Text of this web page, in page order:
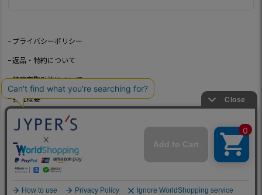
プライバシーポリシー
返品・特約について
特定商取引法について
会社概要
よくあるご質問
お問い合わせ
©2021 Jeep